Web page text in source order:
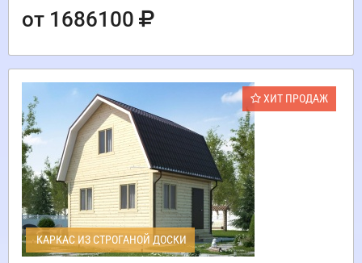
от 1686100
ХИТ ПРОДАЖ
КАРКАС ИЗ СТРОГАНОЙ ДОСКИ